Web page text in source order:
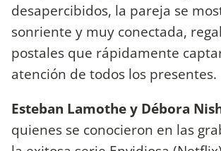
desapercibidos, la pareja se
sonriente y muy conectada,
postales que rápidamente
atención de todos los presentes.
Esteban Lamothe y Débora
quienes se conocieron en las